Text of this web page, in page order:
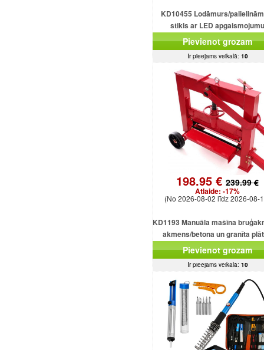
KD10455 Lodāmurs/
stikls ar LED apgaismojumu
Pievienot grozam
Ir pieejams veikalā: 10
198.95 € 239.99 €
Atlaide: -17%
(No 2026-08-02 līdz 2026-08-
KD1193 Manuāla mašīna
akmens/betona un granīta
griešanai
Pievienot grozam
Ir pieejams veikalā: 10